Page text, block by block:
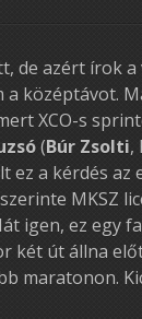
de azért írok
középtávot.
XCO-s
(Búr Zsolti,
ez a kérdés az
MKSZ
igen, ez egy
két út állna
maratonon.